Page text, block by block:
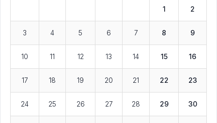
1 2
3 4 5 6 7 8 9
10 11 12 13 14 15 16
17 18 19 20 21 22 23
24 25 26 27 28 29 30